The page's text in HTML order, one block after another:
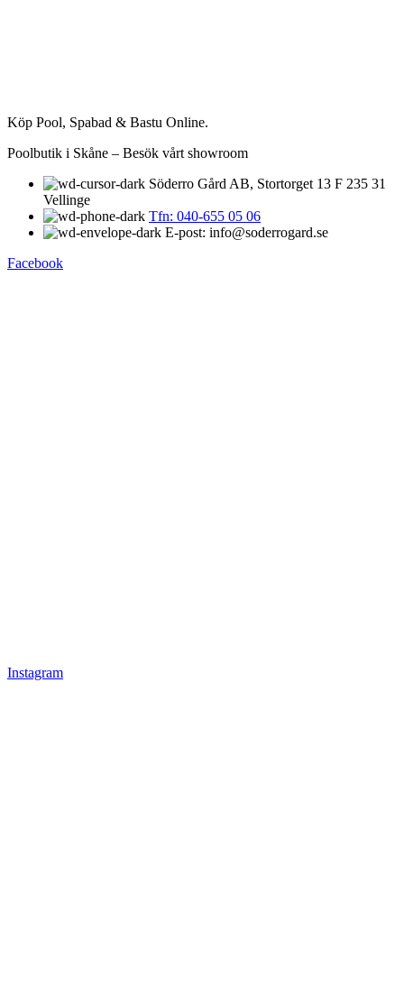
väljas
produktsidan
Köp Pool, Spabad & Bastu Online.
Poolbutik i Skåne – Besök vårt showroom
Söderro Gård AB, Stortorget 13 F 235 31
Vellinge
Tfn: 040-655 05 06
E-post: info@soderrogard.se
Facebook
Instagram